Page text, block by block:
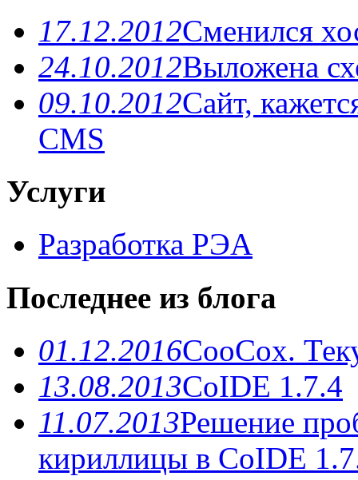
17.12.2012Сменился
24.10.2012Выложена
09.10.2012Сайт,
CMS
Услуги
Разработка РЭА
Последнее из блога
01.12.2016CooCox.
13.08.2013CoIDE 1.7.4
11.07.2013Решение
кириллицы в CoIDE